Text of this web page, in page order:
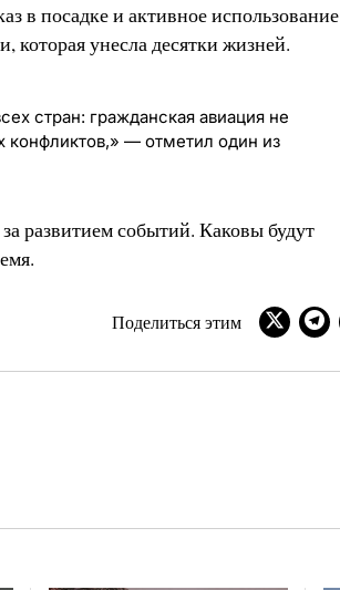
в посадке и активное использование
которая унесла десятки жизней.
стран: гражданская авиация не
конфликтов,» — отметил один из
развитием событий. Каковы будут
Поделиться этим